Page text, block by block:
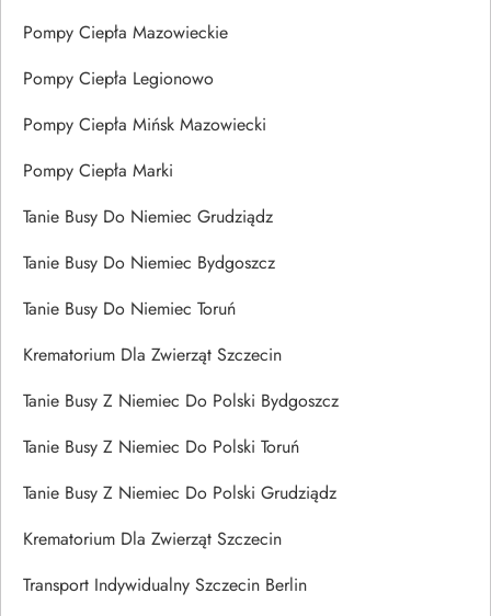
Pompy Ciepła Mazowieckie
Pompy Ciepła Legionowo
Pompy Ciepła Mińsk Mazowiecki
Pompy Ciepła Marki
Tanie Busy Do Niemiec Grudziądz
Tanie Busy Do Niemiec Bydgoszcz
Tanie Busy Do Niemiec Toruń
Krematorium Dla Zwierząt Szczecin
Tanie Busy Z Niemiec Do Polski Bydgoszcz
Tanie Busy Z Niemiec Do Polski Toruń
Tanie Busy Z Niemiec Do Polski Grudziądz
Krematorium Dla Zwierząt Szczecin
Transport Indywidualny Szczecin Berlin